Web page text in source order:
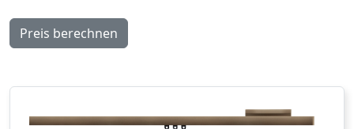
Preis berechnen